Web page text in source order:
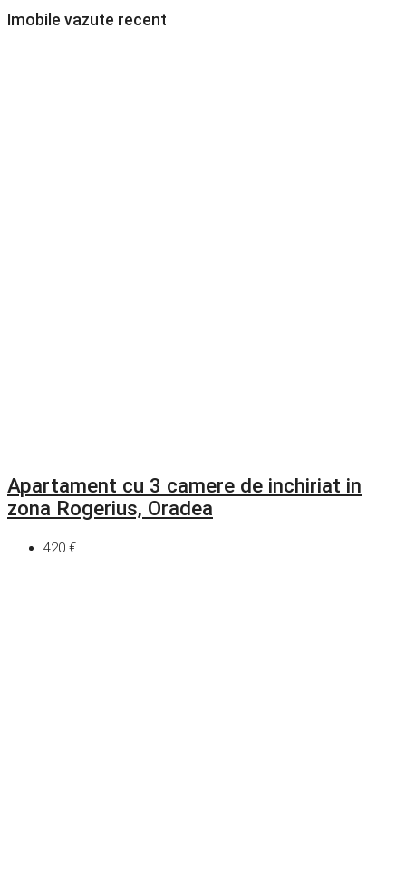
Imobile vazute recent
Apartament cu 3 camere de inchiriat in
zona Rogerius, Oradea
420 €